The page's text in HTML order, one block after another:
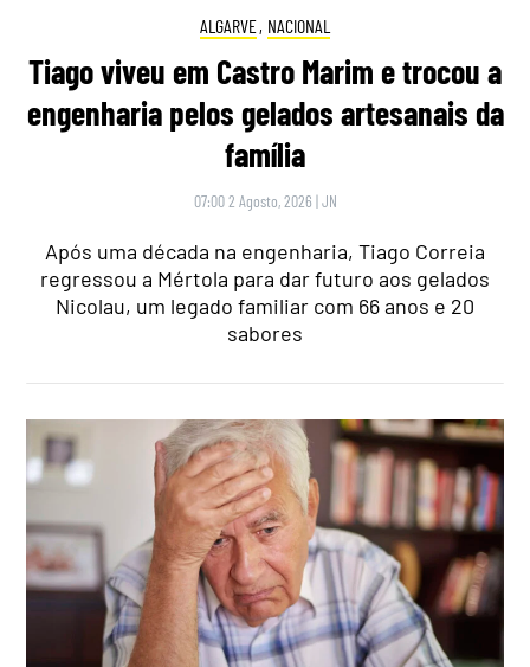
ALGARVE, NACIONAL
Tiago viveu em Castro Marim e trocou a
engenharia pelos gelados artesanais da
família
07:00 2 Agosto, 2026 |JN
Após uma década na engenharia, Tiago Correia
regressou a Mértola para dar futuro aos gelados
Nicolau, um legado familiar com 66 anos e 20
sabores